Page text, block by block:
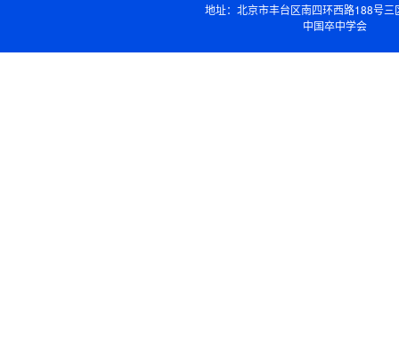
地址：北京市丰台区南四环西路188号三
中国卒中学会